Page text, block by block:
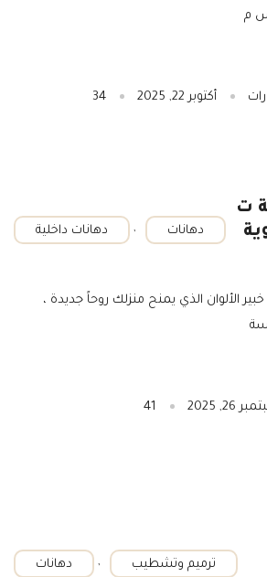
م
أكتوبر 22, 2025 34
دهانات , دهانات داخلية
ت
بوية
الألوان الذي يمنح منزلك روحاً جديدة ،
26, 2025
41
ترميم وتشطيب , دهانات